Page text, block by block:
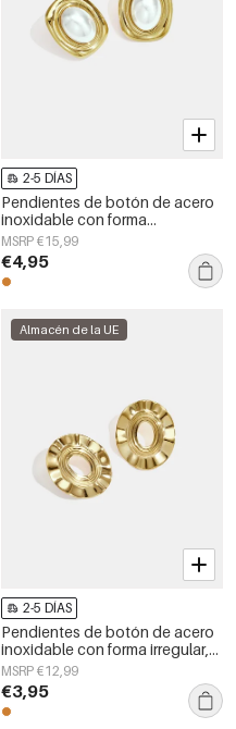
2-5 DÍAS
Pendientes de botón de acero
inoxidable con forma
geométrica, sencillos, de la
serie Daily Simple, joyería para
mujer.
MSRP €15,99
€4,95
Almacén de la UE
2-5 DÍAS
Pendientes de botón de acero
inoxidable con forma irregular,
sencillos, de la serie Daily
Simple, joyería para mujer.
MSRP €12,99
€3,95